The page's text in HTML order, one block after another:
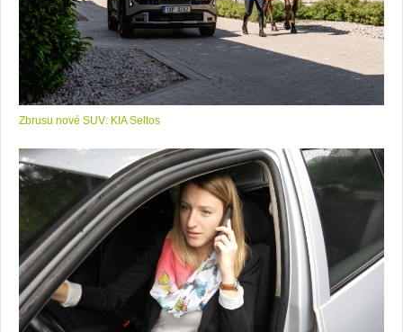
Zbrusu nové SUV: KIA Seltos